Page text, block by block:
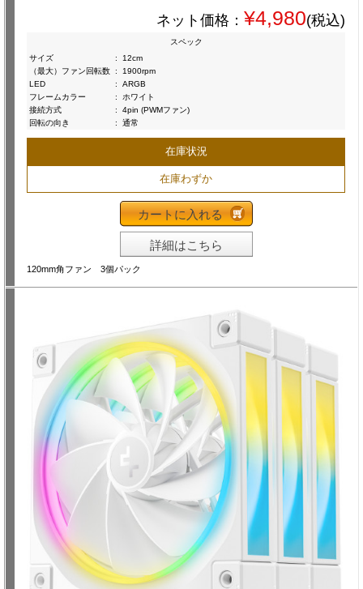
ネット価格： ¥4,980(税込)
スペック
サイズ
:
12cm
（最大）ファン回転数 :
1900rpm
LED
:
ARGB
フレームカラー
:
ホワイト
接続方式
:
4pin (PWMファン)
回転の向き
: 通常
在庫状況
在庫わずか
カートに入れる
詳細はこちら
120mm角ファン 3個パック